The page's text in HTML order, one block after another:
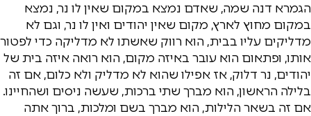
הגמרא דנה שמה, שאדם נמצא במקום שאין לו נר, נמצא
במקום מחוץ לארץ, מקום שאין יהודים ואין לו נר, וגם לא
מדליקים עליו בבית, הוא רווק שאשתו לא מדליקה כדי לפטור
אותו, ופתאום הוא עובר באיזה מקום, הוא רואה איזה בית של
יהודים, נר דלוק, אז אפילו שהוא לא מדליק ולא כלום, אם זה
בלילה הראשון, הוא מברך שתי ברכות, שעשה ניסים ושהחיינו.
אם זה בשאר הלילות, הוא מברך בשם ומלכות, ברוך אתה